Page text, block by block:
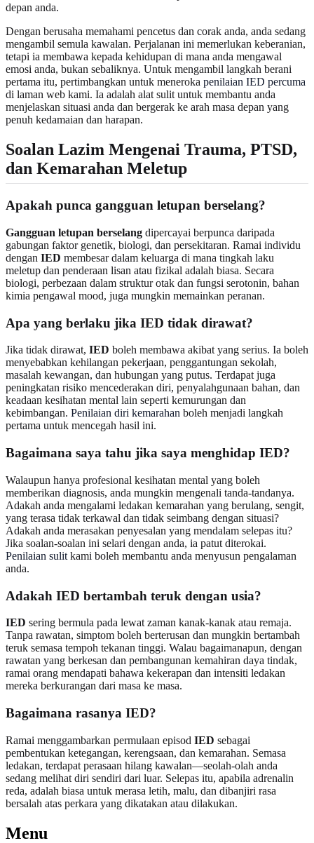
depan anda.
Dengan berusaha memahami pencetus dan corak anda, anda sedang
mengambil semula kawalan. Perjalanan ini memerlukan keberanian,
tetapi ia membawa kepada kehidupan di mana anda mengawal
emosi anda, bukan sebaliknya. Untuk mengambil langkah berani
pertama itu, pertimbangkan untuk meneroka penilaian IED percuma
di laman web kami. Ia adalah alat sulit untuk membantu anda
menjelaskan situasi anda dan bergerak ke arah masa depan yang
penuh kedamaian dan harapan.
Soalan Lazim Mengenai Trauma, PTSD,
dan Kemarahan Meletup
Apakah punca gangguan letupan berselang?
Gangguan letupan berselang dipercayai berpunca daripada
gabungan faktor genetik, biologi, dan persekitaran. Ramai individu
dengan IED membesar dalam keluarga di mana tingkah laku
meletup dan penderaan lisan atau fizikal adalah biasa. Secara
biologi, perbezaan dalam struktur otak dan fungsi serotonin, bahan
kimia pengawal mood, juga mungkin memainkan peranan.
Apa yang berlaku jika IED tidak dirawat?
Jika tidak dirawat, IED boleh membawa akibat yang serius. Ia boleh
menyebabkan kehilangan pekerjaan, penggantungan sekolah,
masalah kewangan, dan hubungan yang putus. Terdapat juga
peningkatan risiko mencederakan diri, penyalahgunaan bahan, dan
keadaan kesihatan mental lain seperti kemurungan dan
kebimbangan. Penilaian diri kemarahan boleh menjadi langkah
pertama untuk mencegah hasil ini.
Bagaimana saya tahu jika saya menghidap IED?
Walaupun hanya profesional kesihatan mental yang boleh
memberikan diagnosis, anda mungkin mengenali tanda-tandanya.
Adakah anda mengalami ledakan kemarahan yang berulang, sengit,
yang terasa tidak terkawal dan tidak seimbang dengan situasi?
Adakah anda merasakan penyesalan yang mendalam selepas itu?
Jika soalan-soalan ini selari dengan anda, ia patut diterokai.
Penilaian sulit kami boleh membantu anda menyusun pengalaman
anda.
Adakah IED bertambah teruk dengan usia?
IED sering bermula pada lewat zaman kanak-kanak atau remaja.
Tanpa rawatan, simptom boleh berterusan dan mungkin bertambah
teruk semasa tempoh tekanan tinggi. Walau bagaimanapun, dengan
rawatan yang berkesan dan pembangunan kemahiran daya tindak,
ramai orang mendapati bahawa kekerapan dan intensiti ledakan
mereka berkurangan dari masa ke masa.
Bagaimana rasanya IED?
Ramai menggambarkan permulaan episod IED sebagai
pembentukan ketegangan, kerengsaan, dan kemarahan. Semasa
ledakan, terdapat perasaan hilang kawalan—seolah-olah anda
sedang melihat diri sendiri dari luar. Selepas itu, apabila adrenalin
reda, adalah biasa untuk merasa letih, malu, dan dibanjiri rasa
bersalah atas perkara yang dikatakan atau dilakukan.
Menu